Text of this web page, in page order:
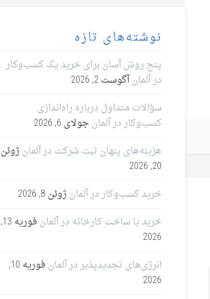
نوشته‌های تازه
پنج روش آسان برای خرید یک کسب‌وکار
در آلمانآگوست 2, 2026
سؤالات متداول درباره راه‌اندازی
کسب‌وکار در آلمان جولای 6, 2026
هزینه‌های پنهان ثبت شرکت در آلمان ژوئن
20, 2026
خرید کسب‌وکار در آلمان ژوئن 8, 2026
خرید یا ساخت کارخانه در آلمان
فوریه 13,
2026
انرژی‌های تجدیدپذیر در آلمان
فوریه 10,
2026